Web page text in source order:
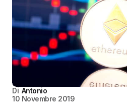
Di Antonio
10 Novembre 2019